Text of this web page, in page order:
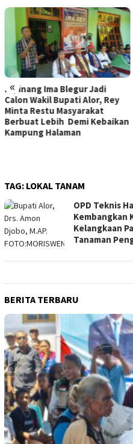
«
Dukung Ima-Rey, Merianus
Kaat Mundur Dari
Bupati Alor
TAG: LOKAL TANAM
OPD Teknis
Kembangkan
Kelangkaan
Tanaman
BERITA TERBARU